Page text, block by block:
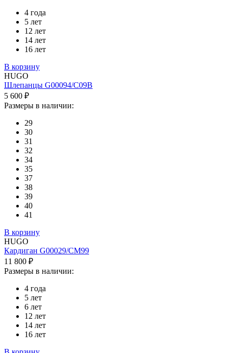
4 года
5 лет
12 лет
14 лет
16 лет
В корзину
HUGO
Шлепанцы G00094/C09B
5 600 ₽
Размеры в наличии:
29
30
31
32
34
35
37
38
39
40
41
В корзину
HUGO
Кардиган G00029/CM99
11 800 ₽
Размеры в наличии:
4 года
5 лет
6 лет
12 лет
14 лет
16 лет